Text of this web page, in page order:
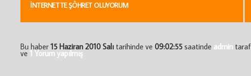
İNTERNETTE ŞÖHRET OLUYORUM
Bu haber 15 Haziran 2010 Salı tarihinde ve 09:02:55 saatinde admin
ve 1 Yorum yapılmış